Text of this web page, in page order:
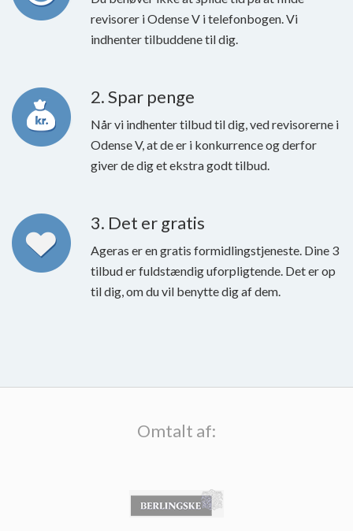
revisorer i Odense V i telefonbogen. Vi
indhenter tilbuddene til dig.
2. Spar penge
Når vi indhenter tilbud til dig, ved revisorerne i
Odense V, at de er i konkurrence og derfor
giver de dig et ekstra godt tilbud.
3. Det er gratis
Ageras er en gratis formidlingstjeneste. Dine 3
tilbud er fuldstændig uforpligtende. Det er op
til dig, om du vil benytte dig af dem.
Omtalt af: